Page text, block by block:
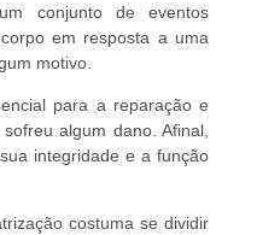
conjunto de eventos
em resposta a uma
motivo.
para a reparação e
algum dano. Afinal,
integridade e a função
costuma se dividir